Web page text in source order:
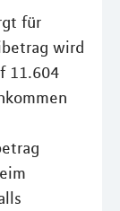
für
wird
11.604